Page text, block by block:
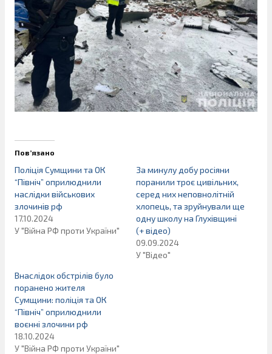
Пов’язано
Поліція Сумщини та ОК
“Північ” оприлюднили
наслідки військових
злочинів рф
17.10.2024
У "Війна РФ проти України"
За минулу добу росіяни
поранили троє цивільних,
серед них неповнолітній
хлопець, та зруйнували ще
одну школу на Глухівщині
(+ відео)
09.09.2024
У "Відео"
Внаслідок обстрілів було
поранено жителя
Сумщини: поліція та ОК
“Північ” оприлюднили
воєнні злочини рф
18.10.2024
У "Війна РФ проти України"